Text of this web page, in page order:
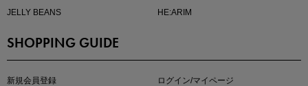
今季の注目アイテムをご紹介
JELLY BEANS
HE:ARIM
SHOPPING GUIDE
新規会員登録
ログイン/マイページ